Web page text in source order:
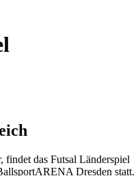
das Futsal Länderspiel
Dresden statt.